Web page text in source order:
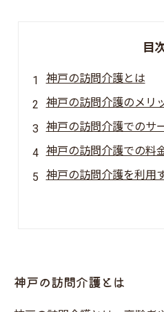
目
神戸の訪問介護とは
神戸の訪問介護のメリ
神戸の訪問介護でのサ
神戸の訪問介護での料
神戸の訪問介護を利用
神戸の訪問介護とは